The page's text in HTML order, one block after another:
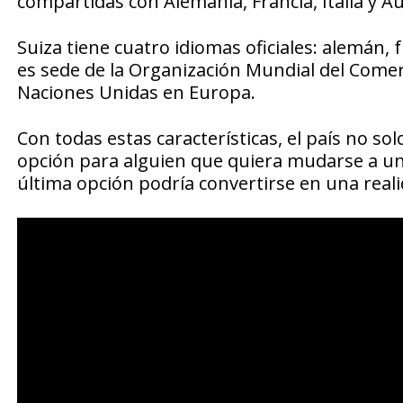
Suiza tiene cuatro idiomas oficiales:
es sede de la Organización Mundial del
Naciones Unidas en Europa.
Con todas estas características, el país no
opción para alguien que quiera mudarse a
última opción podría convertirse en una